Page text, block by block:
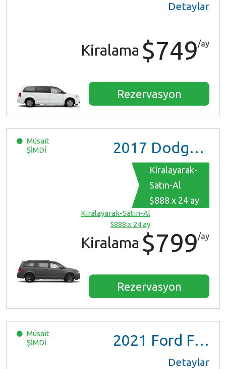
Detaylar
Kiralama $749/ay
Rezervasyon
Müsait
ŞİMDİ
2017 Dodge Grand Caravan GT
Kiralayarak-
Satın-Al
$888 x 24 ay
Kiralayarak-Satın-Al
$888 x 24 ay
Kiralama $799/ay
Rezervasyon
Müsait
ŞİMDİ
2021 Ford F150 XL Ext Cab
Detaylar